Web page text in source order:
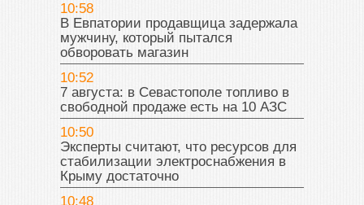
10:58
В Евпатории продавщица задержала
мужчину, который пытался
обворовать магазин
10:52
7 августа: в Севастополе топливо в
свободной продаже есть на 10 АЗС
10:50
Эксперты считают, что ресурсов для
стабилизации электроснабжения в
Крыму достаточно
10:48